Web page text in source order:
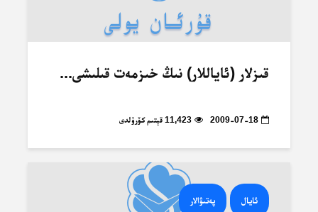
قىزلار (ئاياللار) نىڭ خىزمەت قىلىشى...
2009-07-18 11,423 قېتىم كۆرۈلدى
ئايال پەتىۋالار